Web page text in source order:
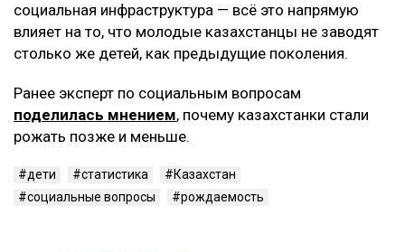
социальная инфраструктура — всё это напрямую
влияет на то, что молодые казахстанцы не заводят
столько же детей, как предыдущие поколения.
Ранее эксперт по социальным вопросам
поделилась мнением, почему казахстанки стали
рожать позже и меньше.
дети статистика
Казахстан
социальные вопросы
рождаемость